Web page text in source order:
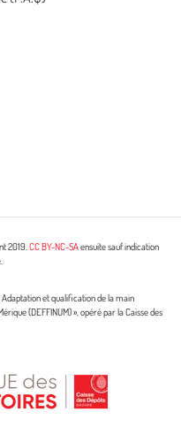
2019.CC BY-NC-SAensuite sauf indication
Adaptation et qualification de la main
(DEFFINUM) », opéré par la Caisse des